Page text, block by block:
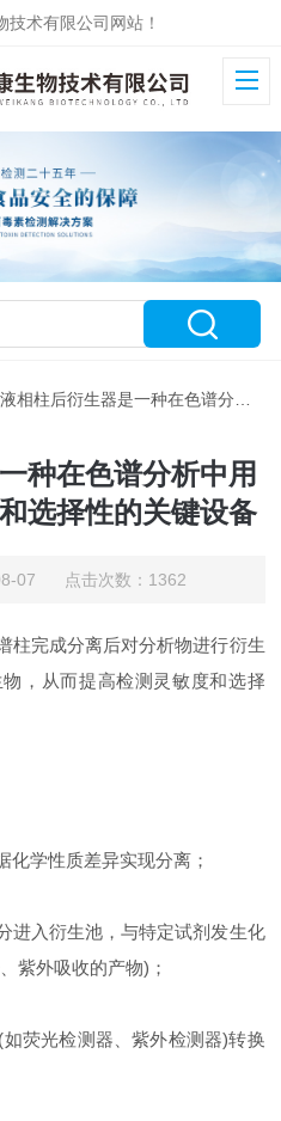
术有限公司网站！
柱后衍生器是一种在色谱分析中用于提高检测灵敏度和选择性的关键设备
种在色谱分析中用
选择性的关键设备
07 点击次数：1362
完成分离后对分析物进行衍生
，从而提高检测灵敏度和选择
学性质差异实现分离；
入衍生池，与特定试剂发生化
紫外吸收的产物)；
光检测器、紫外检测器)转换